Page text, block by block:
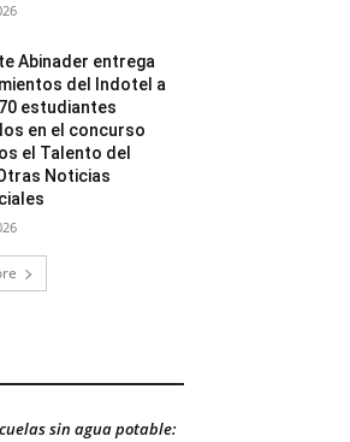
Abinader entrega
del Indotel a
estudiantes
en el concurso
el Talento del
Noticias
sin agua potable: